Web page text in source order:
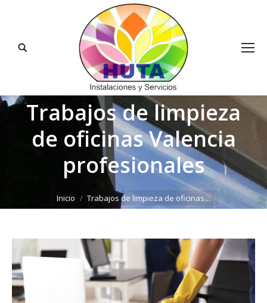
Buscar:
Trabajos de limpieza
de oficinas Valencia
profesionales
Inicio Trabajos de limpieza de oficinas…